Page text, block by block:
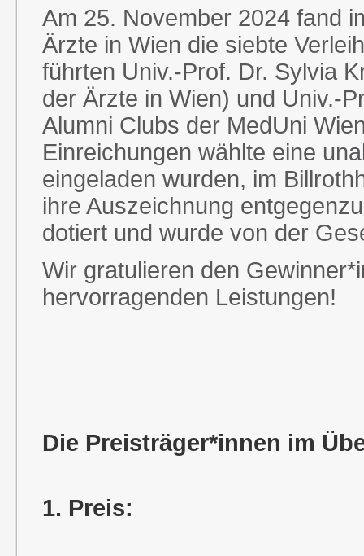
Am 25. November 2024 fand
Ärzte in Wien die siebte
führten Univ.-Prof. Dr. Sylvia
der Ärzte in Wien) und Univ.-
Alumni Clubs der MedUni
Einreichungen wählte eine
eingeladen wurden, im
ihre Auszeichnung
dotiert und wurde von der
Wir gratulieren den
hervorragenden Leistungen!
Die Preisträger*innen im
1. Preis: